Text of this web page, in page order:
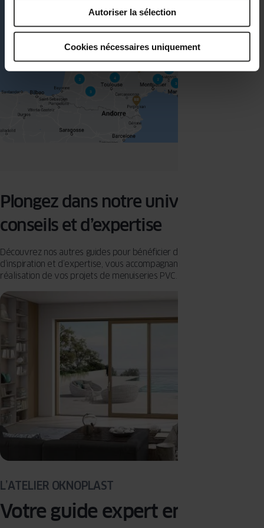
Autoriser la sélection
Cookies nécessaires uniquement
Plongez dans notre univers de
conseils et d’expertise
Découvrez nos autres guides pour bénéficier de conseils pratiques,
d’inspiration et d’expertise, vous accompagnant pas à pas dans la
réalisation de vos projets de menuiseries PVC.
L’ATELIER OKNOPLAST
Votre guide expert en